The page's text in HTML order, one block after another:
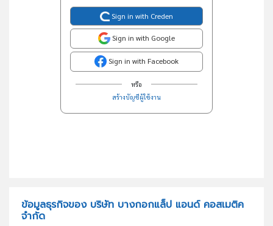
Sign in with Creden
Sign in with Google
Sign in with Facebook
หรือ
สร้างบัญชีผู้ใช้งาน
ข้อมูลธุรกิจของ บริษัท บางกอกแล็ป แอนด์ คอสเมติค
จำกัด